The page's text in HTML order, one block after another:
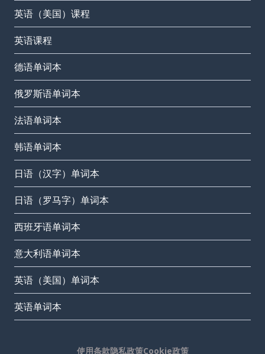
英语（美国）课程
英语课程
德语单词本
俄罗斯语单词本
法语单词本
韩语单词本
日语（汉字）单词本
日语（罗马字）单词本
西班牙语单词本
意大利语单词本
英语（美国）单词本
英语单词本
使用条款隐私政策Cookie政策